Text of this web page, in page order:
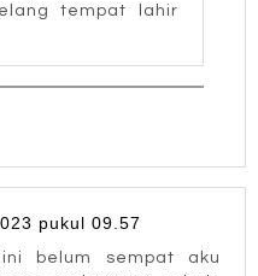
tempat lahir
pukul 09.57
belum sempat aku